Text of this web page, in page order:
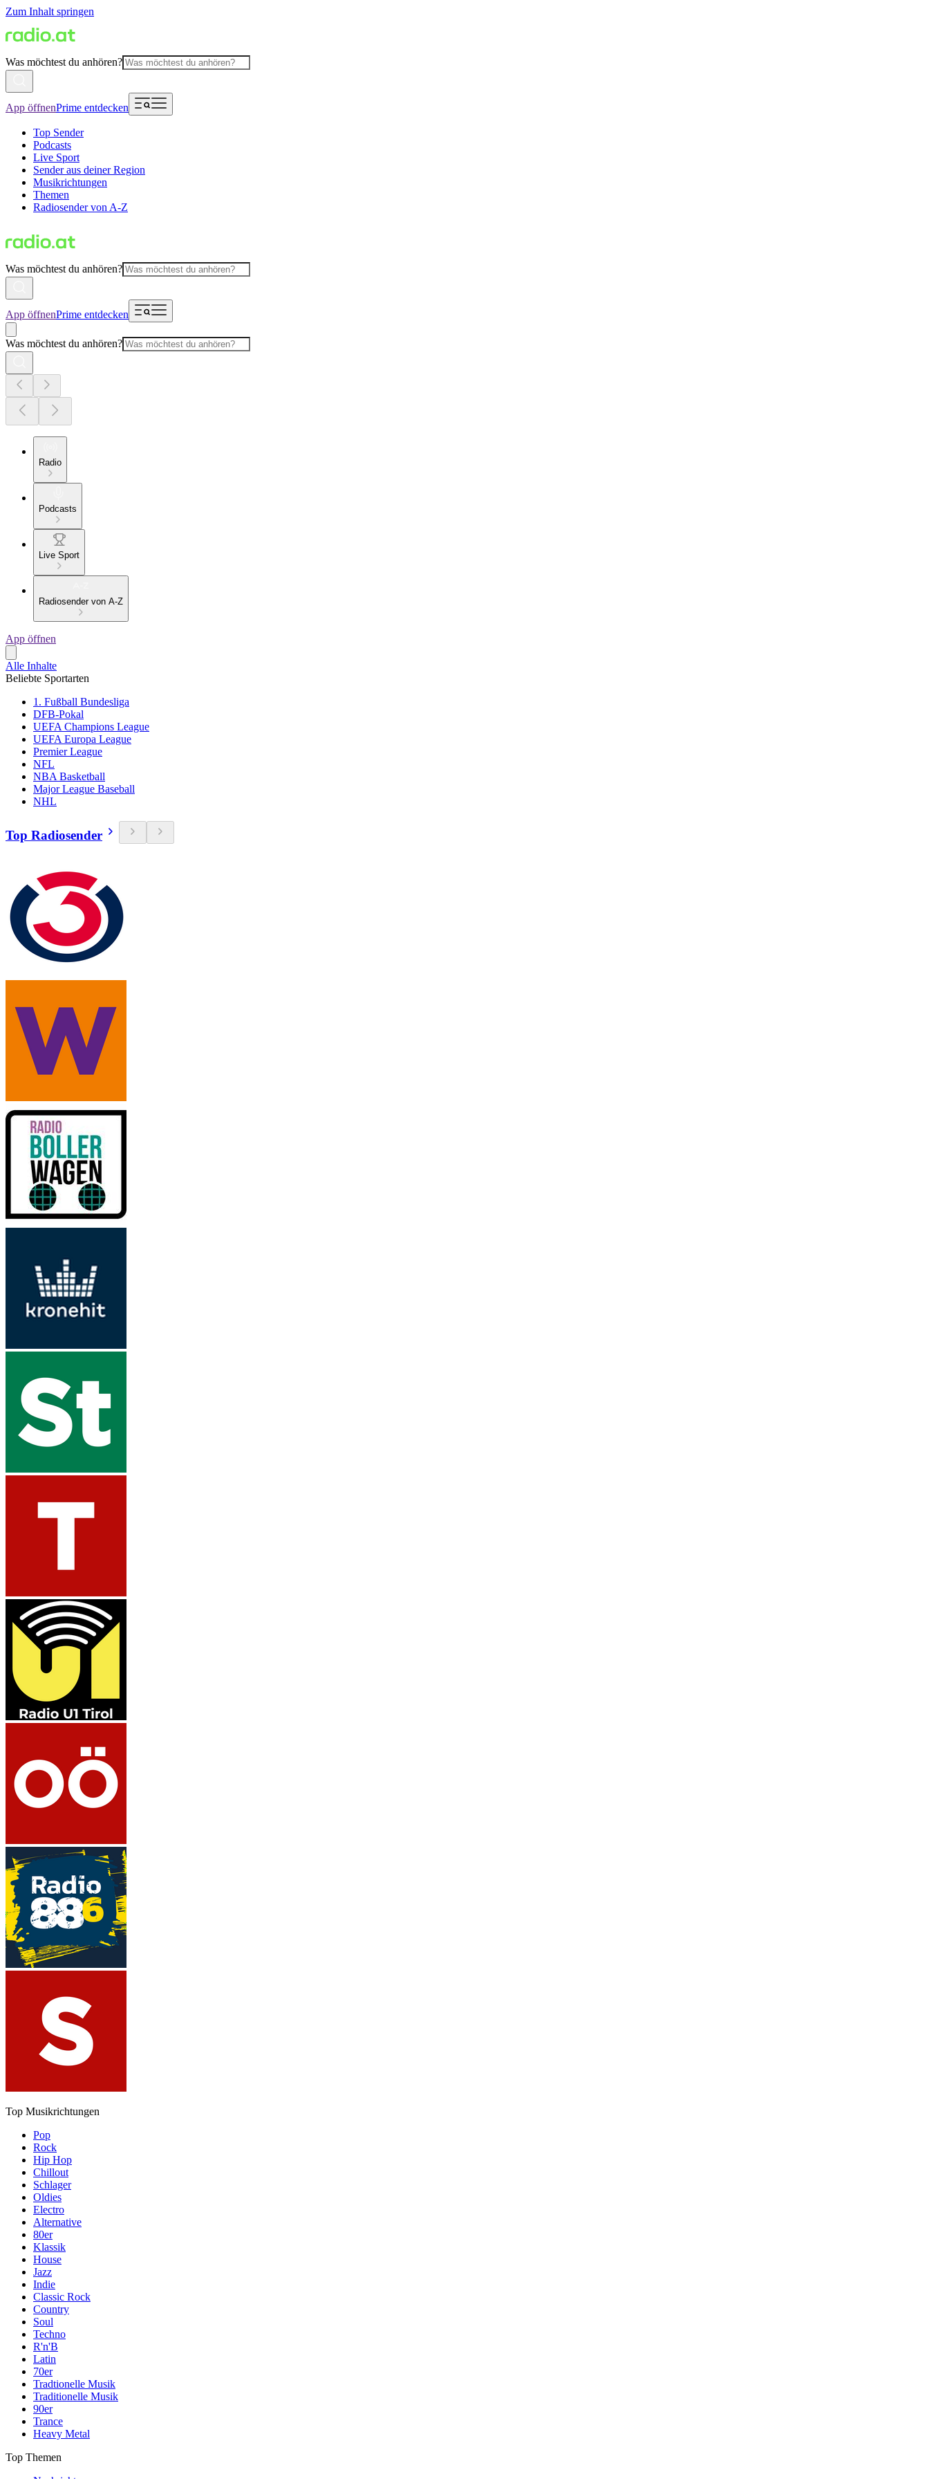
Zum Inhalt springen
Was möchtest du anhören?
App öffnenPrime entdecken
Top Sender
Podcasts
Live Sport
Sender aus deiner Region
Musikrichtungen
Themen
Radiosender von A-Z
Was möchtest du anhören?
App öffnenPrime entdecken
Was möchtest du anhören?
Radio
Podcasts
Live Sport
Radiosender von A-Z
App öffnen
Alle Inhalte
Beliebte Sportarten
1. Fußball Bundesliga
DFB-Pokal
UEFA Champions League
UEFA Europa League
Premier League
NFL
NBA Basketball
Major League Baseball
NHL
Top Radiosender
Top Musikrichtungen
Pop
Rock
Hip Hop
Chillout
Schlager
Oldies
Electro
Alternative
80er
Klassik
House
Jazz
Indie
Classic Rock
Country
Soul
Techno
R'n'B
Latin
70er
Tradtionelle Musik
Traditionelle Musik
90er
Trance
Heavy Metal
Top Themen